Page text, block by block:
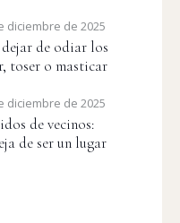
diciembre de 2025
de odiar los
toser o masticar
diciembre de 2025
de vecinos:
de ser un lugar